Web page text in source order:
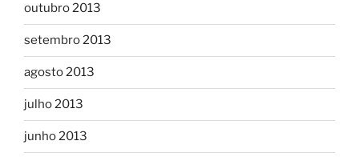
outubro 2013
setembro 2013
agosto 2013
julho 2013
junho 2013